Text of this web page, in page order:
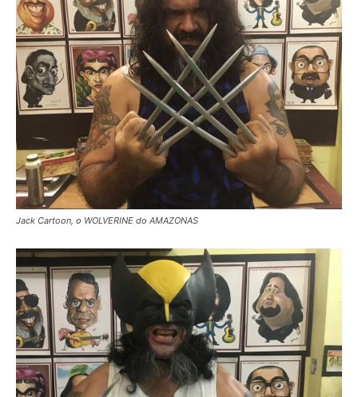
Jack Cartoon, o WOLVERINE do AMAZONAS